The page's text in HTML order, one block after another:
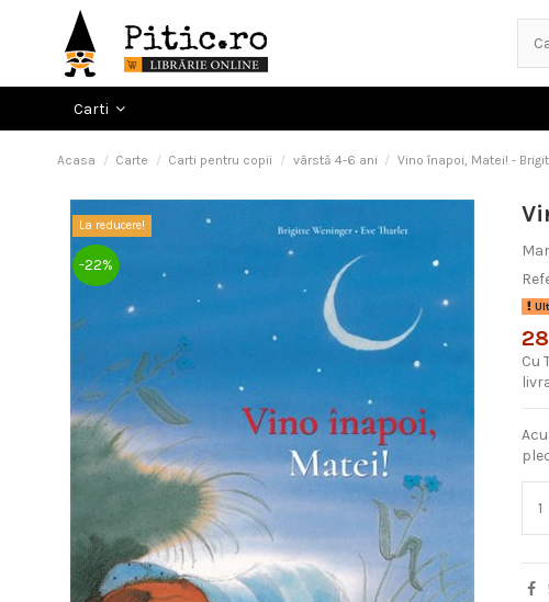
Carti
Acasa Carte Carti pentru copii vârstă 4-6 ani Vino înapoi, Matei! -
La reducere!
-22%
Cu